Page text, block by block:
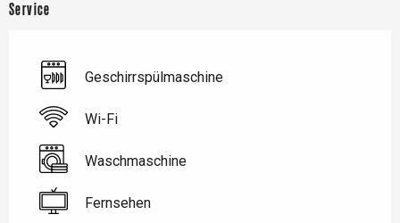
Service
Geschirrspülmaschine
Wi-Fi
Waschmaschine
Fernsehen